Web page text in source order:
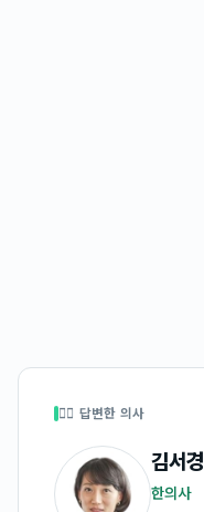
👩‍⚕️ 답변한 의사
김서경
한의사